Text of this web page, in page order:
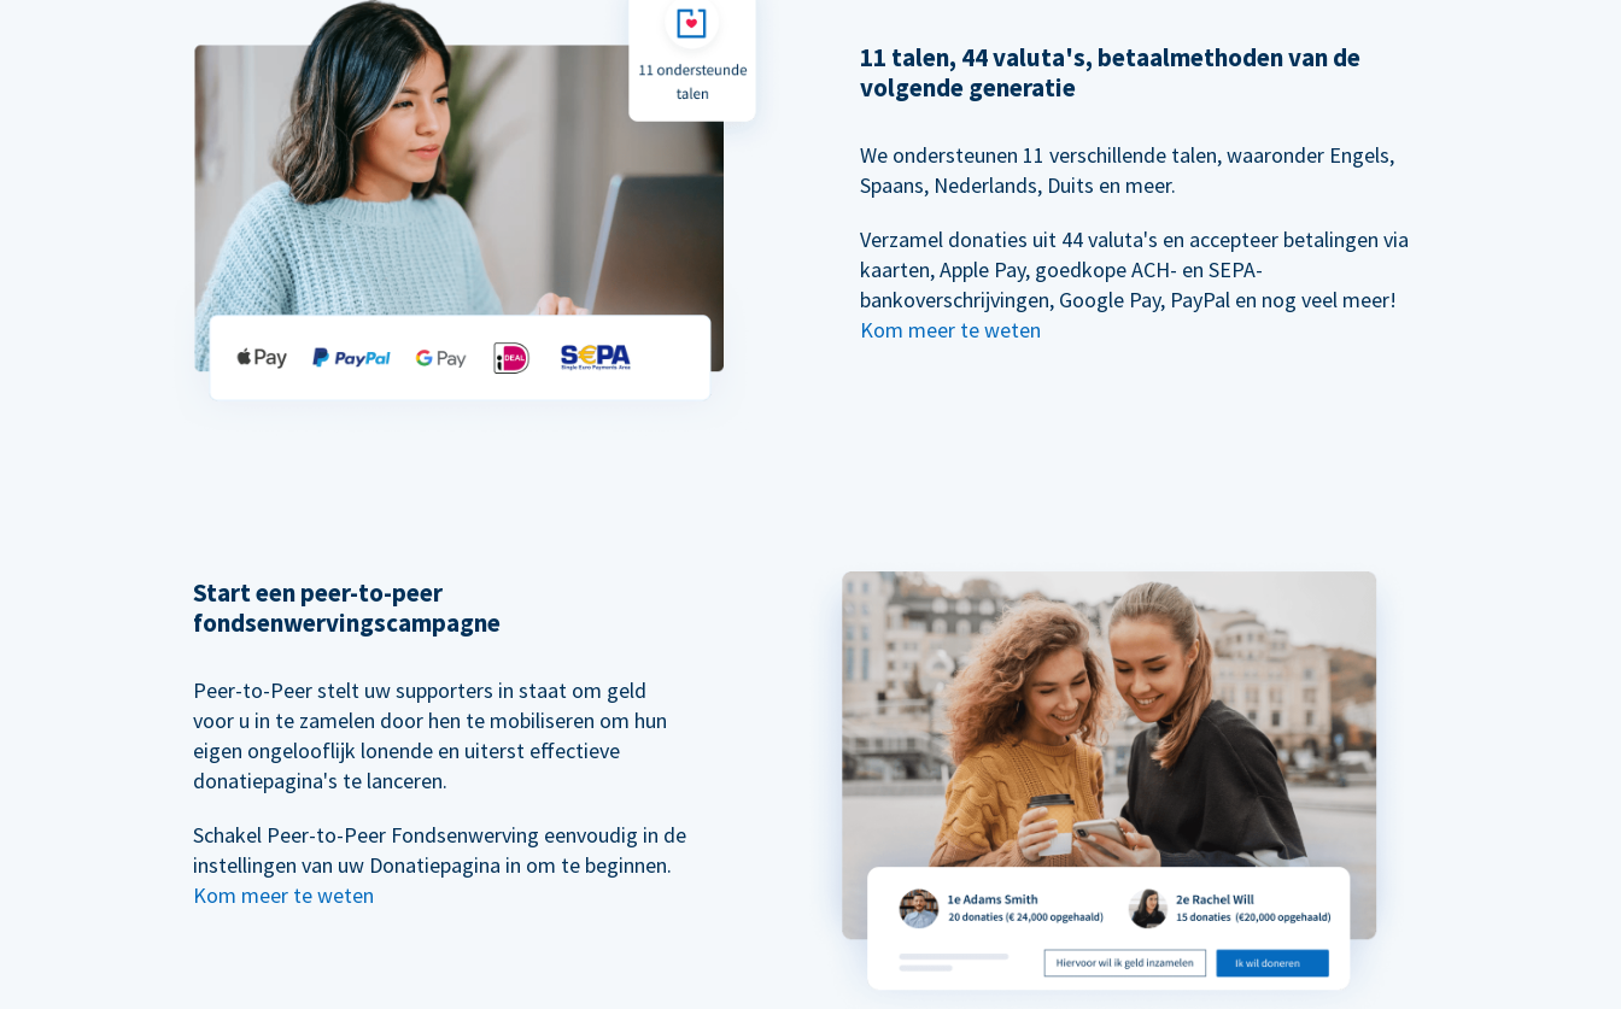
11 talen, 44 valuta's, betaalmethoden van de
volgende generatie
We ondersteunen 11 verschillende talen, waaronder Engels,
Spaans, Nederlands, Duits en meer.
Verzamel donaties uit 44 valuta's en accepteer betalingen via
kaarten, Apple Pay, goedkope ACH- en SEPA-
bankoverschrijvingen, Google Pay, PayPal en nog veel meer!
Kom meer te weten
Start een peer-to-peer
fondsenwervingscampagne
Peer-to-Peer stelt uw supporters in staat om geld
voor u in te zamelen door hen te mobiliseren om hun
eigen ongelooflijk lonende en uiterst effectieve
donatiepagina's te lanceren.
Schakel Peer-to-Peer Fondsenwerving eenvoudig in de
instellingen van uw Donatiepagina in om te beginnen.
Kom meer te weten